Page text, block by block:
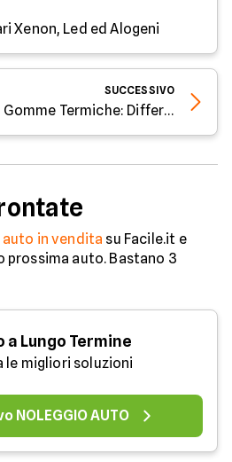
Xenon, Led ed Alogeni
SUCCESSIVO
Gomme Chiodate e Gomme Termiche: Differenze e Quando Usarle
in vendita su Facile.it e
prossima auto. Bastano 3
a Lungo Termine
le migliori soluzioni
NOLEGGIO AUTO